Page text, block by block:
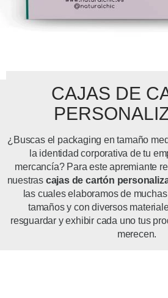
CAJAS DE
¿Buscas el packaging en tamaño
la identidad corporativa de tu
mercancía? Para este apremiante
nuestras cajas de cartón
las cuales elaboramos de
tamaños y con diversos
resguardar y exhibir cada uno tus
merecen.